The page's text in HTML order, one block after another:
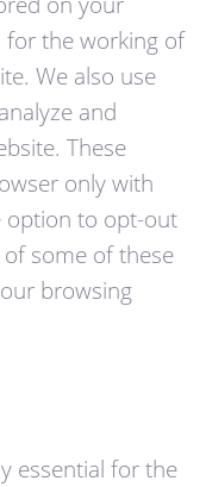
for the working of
We also use
and
These
only with
option to opt-out
some of these
browsing
essential for the